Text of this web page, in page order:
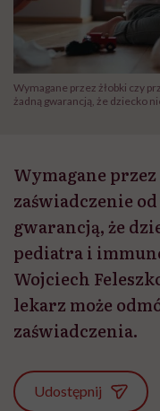
Wymagane przez żłobki czy
żadną gwarancją, że dziecko
Wymagane
zaświadczenie
gwarancją, że
pediatra i
Wojciech
lekarz może
zaświadczenia.
Udostępnij